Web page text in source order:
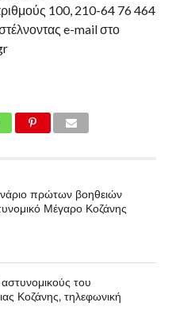
100, 210-64 76 464
e-mail στο
πρώτων βοηθειών
Μέγαρο Κοζάνης
του
Κοζάνης, τηλεφωνική